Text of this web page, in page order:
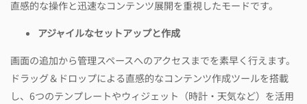
直感的な操作と迅速なコンテンツ展開を重視したモードです。
アジャイルなセットアップと作成
画面の追加から管理スペースへのアクセスまでを素早く行えます。
ドラッグ＆ドロップによる直感的なコンテンツ作成ツールを搭載
し、6つのテンプレートやウィジェット（時計・天気など）を活用